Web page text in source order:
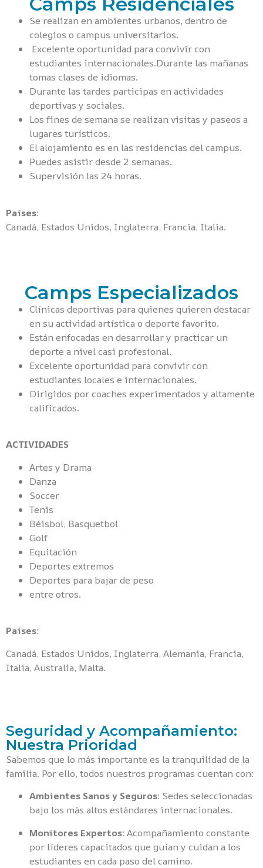
Se realizan en ambientes urbanos, dentro de
colegios o campus universitarios.
Excelente oportunidad para convivir con
estudiantes internacionales.Durante las mañanas
tomas clases de idiomas.
Durante las tardes participas en actividades
deportivas y sociales.
Los fines de semana se realizan visitas y paseos a
lugares turísticos.
El alojamiento es en las residencias del campus.
Puedes asistir desde 2 semanas.
Supervisión las 24 horas.
Países:
Canadá, Estados Unidos, Inglaterra, Francia, Italia.
Camps Especializados
Clínicas deportivas para quienes quieren destacar
en su actividad artística o deporte favorito.
Están enfocadas en desarrollar y practicar un
deporte a nivel casi profesional.
Excelente oportunidad para convivir con
estudiantes locales e internacionales.
Dirigidos por coaches experimentados y altamente
calificados.
ACTIVIDADES
Artes y Drama
Danza
Soccer
Tenis
Béisbol, Basquetbol
Golf
Equitación
Deportes extremos
Deportes para bajar de peso
entre otros.
Países:
Canadá, Estados Unidos, Inglaterra, Alemania, Francia,
Italia, Australia, Malta.
Seguridad y Acompañamiento:
Nuestra Prioridad
Sabemos que lo más importante es la tranquilidad de la
familia. Por ello, todos nuestros programas cuentan con:
Ambientes Sanos y Seguros: Sedes seleccionadas
bajo los más altos estándares internacionales.
Monitores Expertos: Acompañamiento constante
por líderes capacitados que guían y cuidan a los
estudiantes en cada paso del camino.